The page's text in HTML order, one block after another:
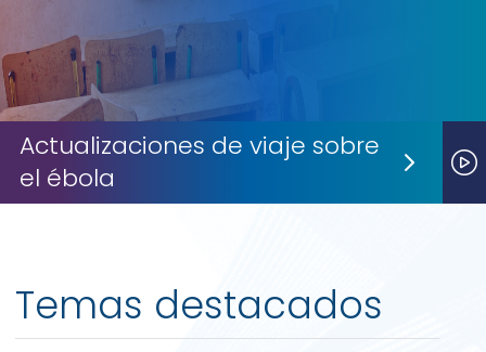
Actualizaciones de viaje sobre
el ébola
Next
Temas destacados